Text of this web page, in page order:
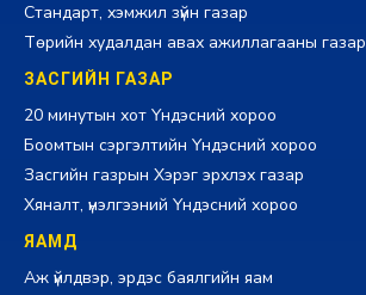
Стандарт, хэмжил зүйн газар
Төрийн худалдан авах ажиллагааны газар
ЗАСГИЙН ГАЗАР
20 минутын хот Үндэсний хороо
Боомтын сэргэлтийн Үндэсний хороо
Засгийн газрын Хэрэг эрхлэх газар
Хяналт, үнэлгээний Үндэсний хороо
ЯАМД
Аж үйлдвэр, эрдэс баялгийн яам